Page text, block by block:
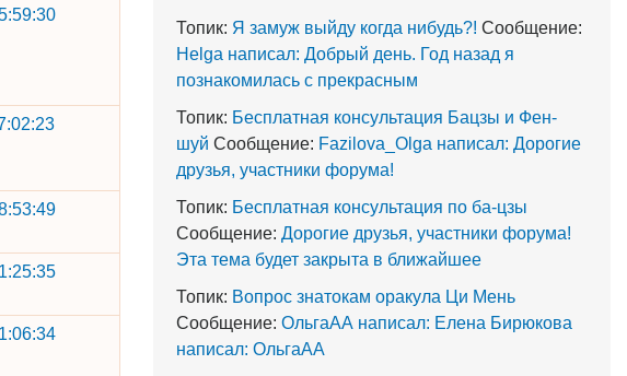
Топик: Я замуж выйду когда нибудь?! Сообщение:
Helga написал: Добрый день. Год назад я
познакомилась с прекрасным
Топик: Бесплатная консультация Бацзы и Фен-
шуй Сообщение: Fazilova_Olga написал: Дорогие
друзья, участники форума!
Топик: Бесплатная консультация по ба-цзы
Сообщение: Дорогие друзья, участники форума!
Эта тема будет закрыта в ближайшее
Топик: Вопрос знатокам оракула Ци Мень
Сообщение: ОльгаАА написал: Елена Бирюкова
написал: ОльгаАА